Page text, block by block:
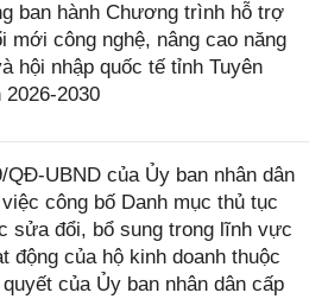
ban hành Chương trình hỗ trợ
mới công nghệ, nâng cao năng
hội nhập quốc tế tỉnh Tuyên
2026-2030
QĐ-UBND của Ủy ban nhân dân
công bố Danh mục thủ tục
sửa đổi, bổ sung trong lĩnh vực
động của hộ kinh doanh thuộc
của Ủy ban nhân dân cấp